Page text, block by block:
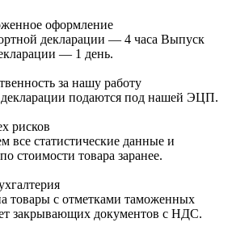
оформление
декларации — 4 часа Выпуск
— 1 день.
за нашу работу
подаются под нашей ЭЦП.
рисков
все статистические данные и
стоимости товара заранее.
товары с отметками таможенных
закрывающих документов с НДС.